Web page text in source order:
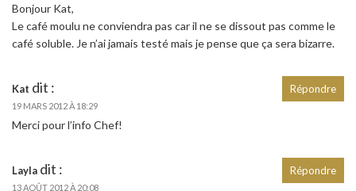
Bonjour Kat,
Le café moulu ne conviendra pas car il ne se dissout pas comme le
café soluble. Je n’ai jamais testé mais je pense que ça sera bizarre.
Kat dit :
19 MARS 2012 À 18:29
Merci pour l’info Chef!
Répondre
Layla dit :
13 AOÛT 2012 À 20:08
Répondre